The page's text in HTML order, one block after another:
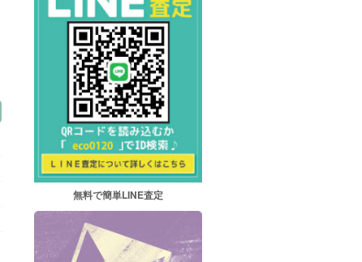
無料で簡単LINE査定